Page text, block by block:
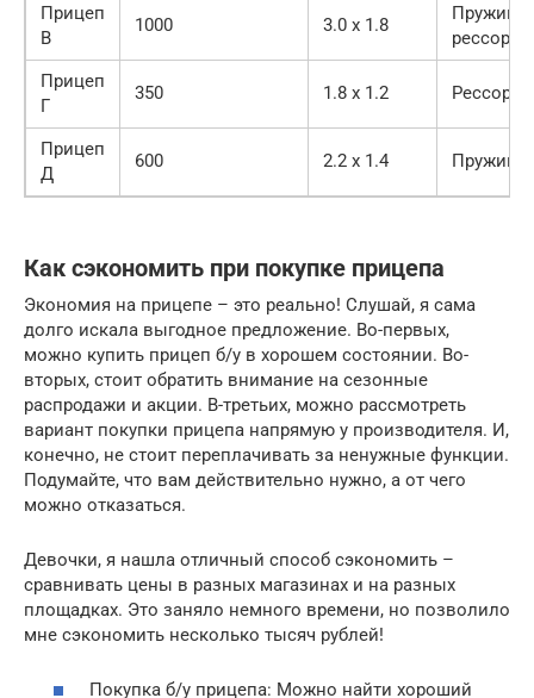
Прицеп
В
1000 3.0 x 1.8
Прицеп
Г
350 1.8 x 1.2
Прицеп
Д
600 2.2 x 1.4
Как сэкономить при покупке прицепа
Экономия на прицепе – это реально! Слушай, я сама
долго искала выгодное предложение. Во-первых,
можно купить прицеп б/у в хорошем состоянии. Во-
вторых, стоит обратить внимание на сезонные
распродажи и акции. В-третьих, можно рассмотреть
вариант покупки прицепа напрямую у производителя. И,
конечно, не стоит переплачивать за ненужные функции.
Подумайте, что вам действительно нужно, а от чего
можно отказаться.
Девочки, я нашла отличный способ сэкономить –
сравнивать цены в разных магазинах и на разных
площадках. Это заняло немного времени, но позволило
мне сэкономить несколько тысяч рублей!
Покупка б/у прицепа: Можно найти хороший